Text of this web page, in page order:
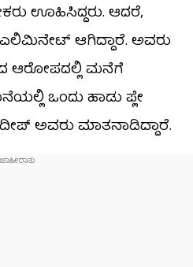
ಊಹಿಸಿದ್ದರು. ಆದರೆ,
ಆಗಿದ್ದಾರೆ. ಅವರು
ಆರೋಪದಲ್ಲಿ ಮನೆಗೆ
ಒಂದು ಹಾಡು ಪ್ಲೇ
ಅವರು ಮಾತನಾಡಿದ್ದಾರೆ.